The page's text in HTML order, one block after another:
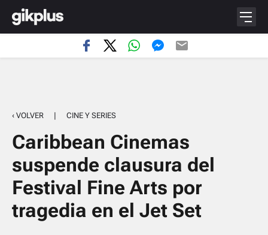
‹ VOLVER | CINE Y SERIES
Caribbean Cinemas
suspende clausura del
Festival Fine Arts por
tragedia en el Jet Set